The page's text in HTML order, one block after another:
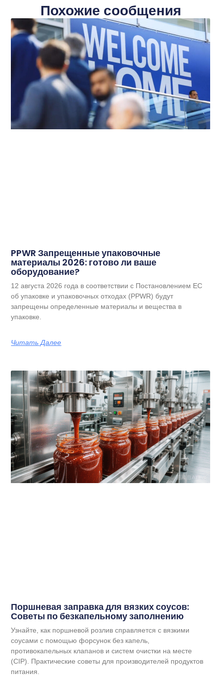
Похожие сообщения
PPWR Запрещенные упаковочные
материалы 2026: готово ли ваше
оборудование?
12 августа 2026 года в соответствии с Постановлением ЕС
об упаковке и упаковочных отходах (PPWR) будут
запрещены определенные материалы и вещества в
упаковке.
Читать Далее
Поршневая заправка для вязких соусов:
Советы по безкапельному заполнению
Узнайте, как поршневой розлив справляется с вязкими
соусами с помощью форсунок без капель,
противокапельных клапанов и систем очистки на месте
(CIP). Практические советы для производителей продуктов
питания.
ID
VI